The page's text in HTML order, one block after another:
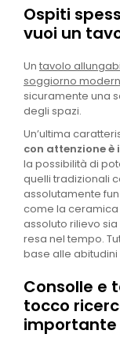
Ospiti
vuoi un
Un tavolo
soggiorno
sicuramente una
degli spazi.
Un’ultima
con attenzione è
la possibilità di
quelli tradizionali
assolutamente
come la
assoluto rilievo
resa nel tempo.
base alle abitudini
Consolle e
tocco